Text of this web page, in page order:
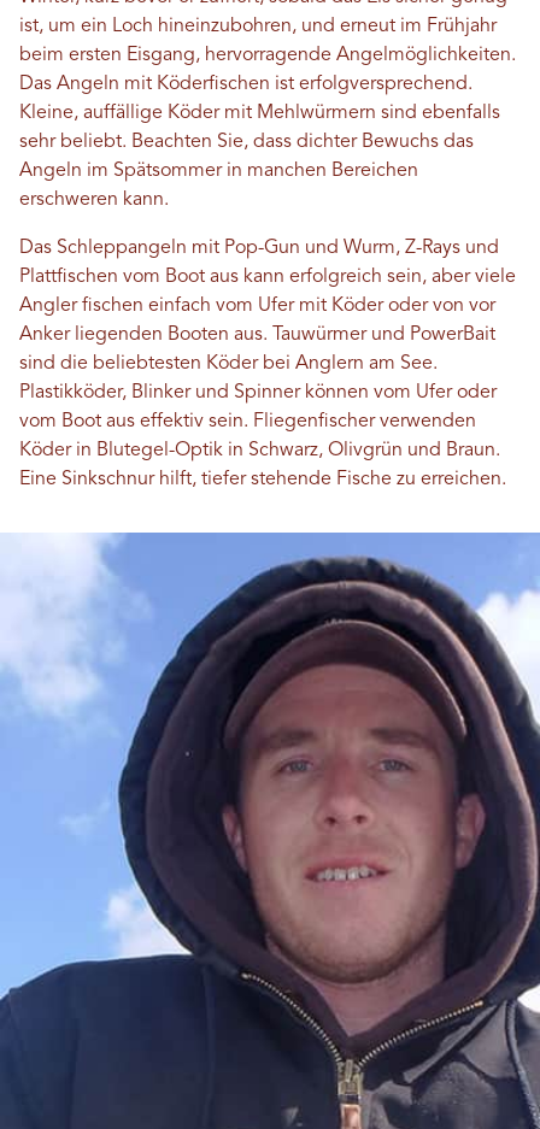
ist, um ein Loch hineinzubohren, und erneut im Frühjahr
beim ersten Eisgang, hervorragende Angelmöglichkeiten.
Das Angeln mit Köderfischen ist erfolgversprechend.
Kleine, auffällige Köder mit Mehlwürmern sind ebenfalls
sehr beliebt. Beachten Sie, dass dichter Bewuchs das
Angeln im Spätsommer in manchen Bereichen
erschweren kann.
Das Schleppangeln mit Pop-Gun und Wurm, Z-Rays und
Plattfischen vom Boot aus kann erfolgreich sein, aber viele
Angler fischen einfach vom Ufer mit Köder oder von vor
Anker liegenden Booten aus. Tauwürmer und PowerBait
sind die beliebtesten Köder bei Anglern am See.
Plastikköder, Blinker und Spinner können vom Ufer oder
vom Boot aus effektiv sein. Fliegenfischer verwenden
Köder in Blutegel-Optik in Schwarz, Olivgrün und Braun.
Eine Sinkschnur hilft, tiefer stehende Fische zu erreichen.